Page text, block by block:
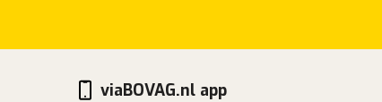
viaBOVAG.nl app